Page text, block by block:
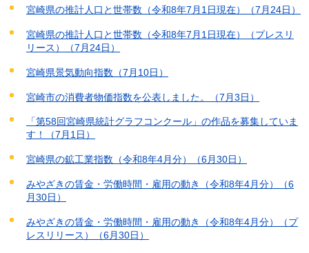
宮崎県の推計人口と世帯数（令和8年7月1日現在）（7月24日）
宮崎県の推計人口と世帯数（令和8年7月1日現在）（プレスリ
リース）（7月24日）
宮崎県景気動向指数（7月10日）
宮崎市の消費者物価指数を公表しました。（7月3日）
「第58回宮崎県統計グラフコンクール」の作品を募集していま
す！（7月1日）
宮崎県の鉱工業指数（令和8年4月分）（6月30日）
みやざきの賃金・労働時間・雇用の動き（令和8年4月分）（6
月30日）
みやざきの賃金・労働時間・雇用の動き（令和8年4月分）（プ
レスリリース）（6月30日）